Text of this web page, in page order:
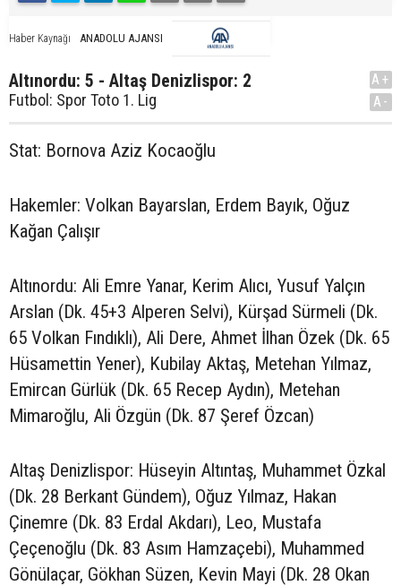
Haber Kaynağı ANADOLU AJANSI
Altınordu: 5 - Altaş Denizlispor: 2
Futbol: Spor Toto 1. Lig
A+
A-
Stat: Bornova Aziz Kocaoğlu
Hakemler: Volkan Bayarslan, Erdem Bayık, Oğuz
Kağan Çalışır
Altınordu: Ali Emre Yanar, Kerim Alıcı, Yusuf Yalçın
Arslan (Dk. 45+3 Alperen Selvi), Kürşad Sürmeli (Dk.
65 Volkan Fındıklı), Ali Dere, Ahmet İlhan Özek (Dk. 65
Hüsamettin Yener), Kubilay Aktaş, Metehan Yılmaz,
Emircan Gürlük (Dk. 65 Recep Aydın), Metehan
Mimaroğlu, Ali Özgün (Dk. 87 Şeref Özcan)
Altaş Denizlispor: Hüseyin Altıntaş, Muhammet Özkal
(Dk. 28 Berkant Gündem), Oğuz Yılmaz, Hakan
Çinemre (Dk. 83 Erdal Akdarı), Leo, Mustafa
Çeçenoğlu (Dk. 83 Asım Hamzaçebi), Muhammed
Gönülaçar, Gökhan Süzen, Kevin Mayi (Dk. 28 Okan